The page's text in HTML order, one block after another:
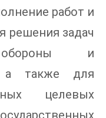
работ и
решения задач
обороны и
а также для
целевых